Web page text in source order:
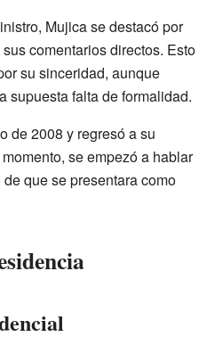
Mujica se destacó por
comentarios directos. Esto
su sinceridad, aunque
supuesta falta de formalidad.
de 2008 y regresó a su
se empezó a hablar
que se presentara como